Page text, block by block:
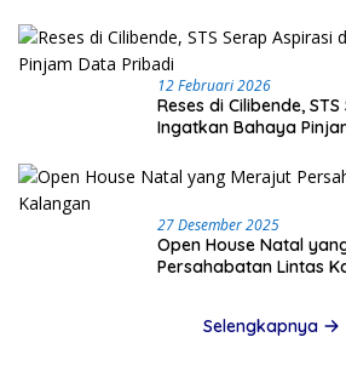
12 Februari 2026
Reses di Cilibende,
Ingatkan Bahaya
27 Desember 2025
Open House Natal
Persahabatan Lintas
Selengkapnya